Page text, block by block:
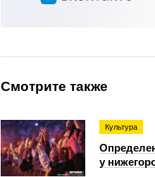
Смотрите также
Культура
у